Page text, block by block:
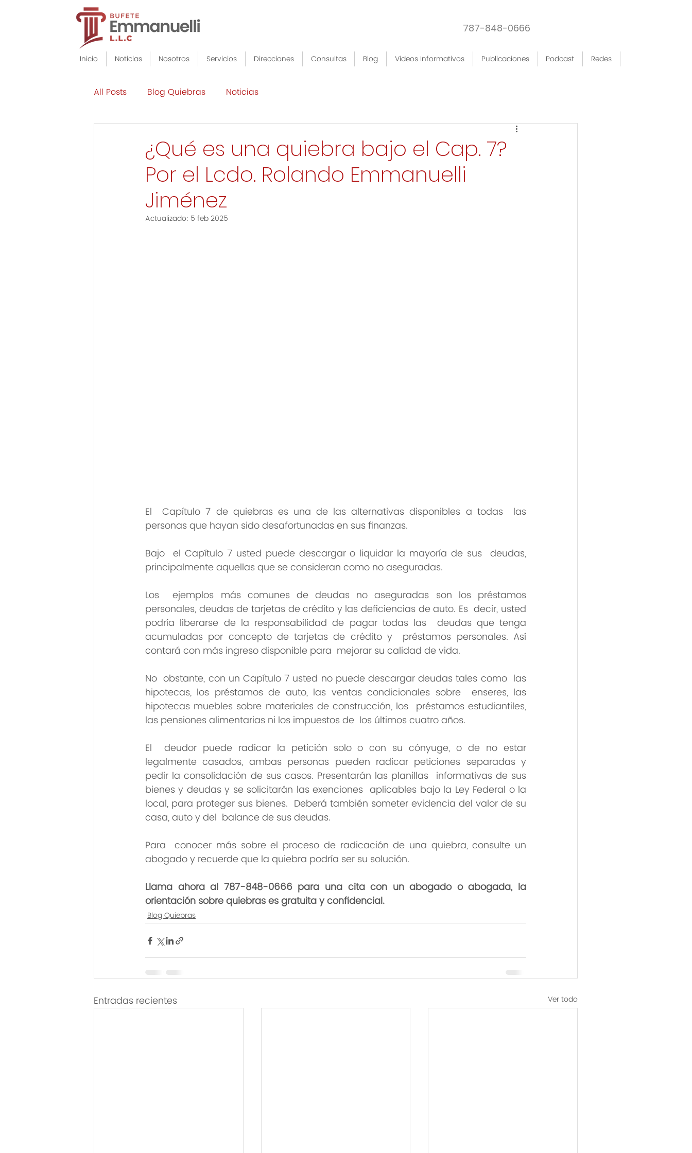
787-848-0666
Inicio Noticias Nosotros Servicios Direcciones Consultas Blog Videos Informativos Publicaciones Podcast Redes
All Posts Blog Quiebras Noticias
¿Qué es una quiebra bajo el Cap. 7?
Por el Lcdo. Rolando Emmanuelli
Jiménez
Actualizado: 5 feb 2025
El  Capítulo 7 de quiebras es una de las alternativas disponibles a todas  las
personas que hayan sido desafortunadas en sus finanzas.
Bajo  el Capítulo 7 usted puede descargar o liquidar la mayoría de sus  deudas,
principalmente aquellas que se consideran como no aseguradas.
Los  ejemplos más comunes de deudas no aseguradas son los préstamos
personales, deudas de tarjetas de crédito y las deficiencias de auto. Es  decir, usted
podría liberarse de la responsabilidad de pagar todas las  deudas que tenga
acumuladas por concepto de tarjetas de crédito y  préstamos personales. Así
contará con más ingreso disponible para  mejorar su calidad de vida.
No  obstante, con un Capítulo 7 usted no puede descargar deudas tales como  las
hipotecas, los préstamos de auto, las ventas condicionales sobre  enseres, las
hipotecas muebles sobre materiales de construcción, los  préstamos estudiantiles,
las pensiones alimentarias ni los impuestos de  los últimos cuatro años.
El  deudor puede radicar la petición solo o con su cónyuge, o de no estar
legalmente casados, ambas personas pueden radicar peticiones separadas y
pedir la consolidación de sus casos. Presentarán las planillas  informativas de sus
bienes y deudas y se solicitarán las exenciones  aplicables bajo la Ley Federal o la
local, para proteger sus bienes.  Deberá también someter evidencia del valor de su
casa, auto y del  balance de sus deudas.
Para  conocer más sobre el proceso de radicación de una quiebra, consulte un
abogado y recuerde que la quiebra podría ser su solución.
Llama ahora al 787-848-0666 para una cita con un abogado o abogada, la
orientación sobre quiebras es gratuita y confidencial.
Blog Quiebras
Entradas recientes Ver todo